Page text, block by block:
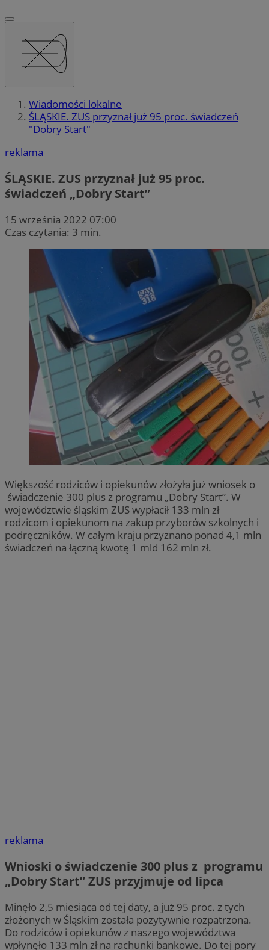
Wiadomości lokalne
ŚLĄSKIE. ZUS przyznał już 95 proc. świadczeń
"Dobry Start"
reklama
ŚLĄSKIE. ZUS przyznał już 95 proc.
świadczeń „Dobry Start”
15 września 2022 07:00
Czas czytania: 3 min.
Większość rodziców i opiekunów złożyła już wniosek o
świadczenie 300 plus z programu „Dobry Start”. W
województwie śląskim ZUS wypłacił 133 mln zł
rodzicom i opiekunom na zakup przyborów szkolnych i
podręczników. W całym kraju przyznano ponad 4,1 mln
świadczeń na łączną kwotę 1 mld 162 mln zł.
reklama
Wnioski o świadczenie 300 plus z programu
„Dobry Start” ZUS przyjmuje od lipca
Minęło 2,5 miesiąca od tej daty, a już 95 proc. z tych
złożonych w Śląskim została pozytywnie rozpatrzona.
Do rodziców i opiekunów z naszego województwa
wpłynęło 133 mln zł na rachunki bankowe. Do tej pory